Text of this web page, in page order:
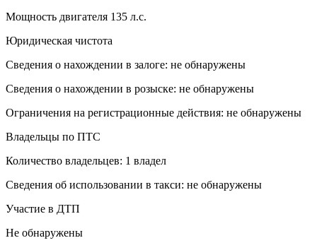
Мощность двигателя 135 л.с.
Юридическая чистота
Сведения о нахождении в залоге: не обнаружены
Сведения о нахождении в розыске: не обнаружены
Ограничения на регистрационные действия: не обнаружены
Владельцы по ПТС
Количество владельцев: 1 владел
Сведения об использовании в такси: не обнаружены
Участие в ДТП
Не обнаружены